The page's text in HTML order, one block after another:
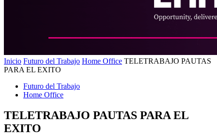
Inicio Futuro del Trabajo Home Office TELETRABAJO PAUTAS
PARA EL EXITO
Futuro del Trabajo
Home Office
TELETRABAJO PAUTAS PARA EL
EXITO